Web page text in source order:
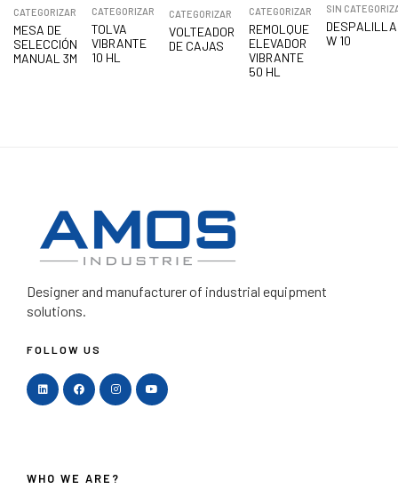
CATEGORIZAR
MESA DE
SELECCIÓN
MANUAL 3M
CATEGORIZAR
TOLVA
VIBRANTE
10 HL
CATEGORIZAR
VOLTEADOR
DE CAJAS
CATEGORIZAR
REMOLQUE
ELEVADOR
VIBRANTE
50 HL
SIN
W 10
Designer and manufacturerof industrial equipment
solutions.
FOLLOW US
WHO WE ARE?